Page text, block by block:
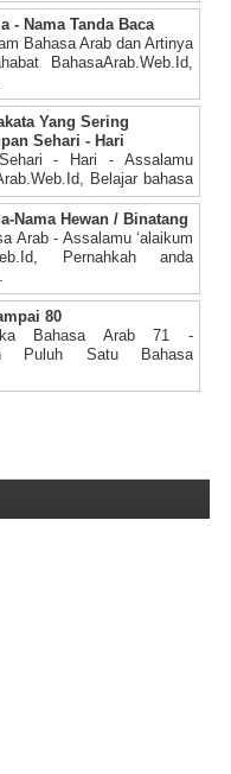
- Nama Tanda Baca
Bahasa Arab dan Artinya
BahasaArab.Web.Id,
Yang Sering
Sehari - Hari
- Hari - Assalamu
Belajar bahasa
Nama Hewan / Binatang
Arab - Assalamu ‘alaikum
Pernahkah anda
80
Bahasa Arab 71 -
Puluh Satu Bahasa